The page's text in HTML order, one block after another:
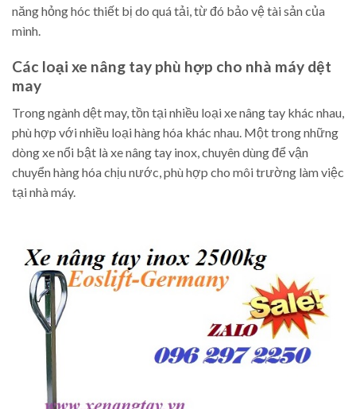
năng hỏng hóc thiết bị do quá tải, từ đó bảo vệ tài sản của
mình.
Các loại xe nâng tay phù hợp cho nhà máy dệt
may
Trong ngành dệt may, tồn tại nhiều loại xe nâng tay khác nhau,
phù hợp với nhiều loại hàng hóa khác nhau. Một trong những
dòng xe nổi bật là xe nâng tay inox, chuyên dùng để vận
chuyển hàng hóa chịu nước, phù hợp cho môi trường làm việc
tại nhà máy.